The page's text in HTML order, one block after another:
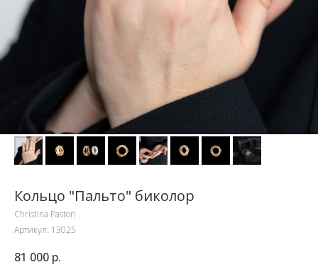
Кольцо "Пальто" биколор
Christina Pastori
Артикул: 13025
81 000 р.